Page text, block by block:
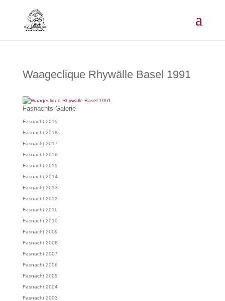
Waageclique Rhywälle Basel 1991
Fasnachts-Galerie
Fasnacht 2019
Fasnacht 2018
Fasnacht 2017
Fasnacht 2016
Fasnacht 2015
Fasnacht 2014
Fasnacht 2013
Fasnacht 2012
Fasnacht 2011
Fasnacht 2010
Fasnacht 2009
Fasnacht 2008
Fasnacht 2007
Fasnacht 2006
Fasnacht 2005
Fasnacht 2004
Fasnacht 2003